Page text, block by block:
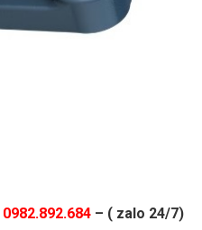
0982.892.684 – ( zalo 24/7)